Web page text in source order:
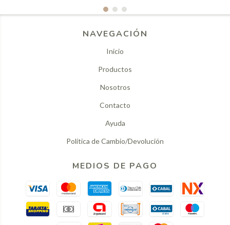
NAVEGACIÓN
Inicio
Productos
Nosotros
Contacto
Ayuda
Política de Cambio/Devolución
MEDIOS DE PAGO